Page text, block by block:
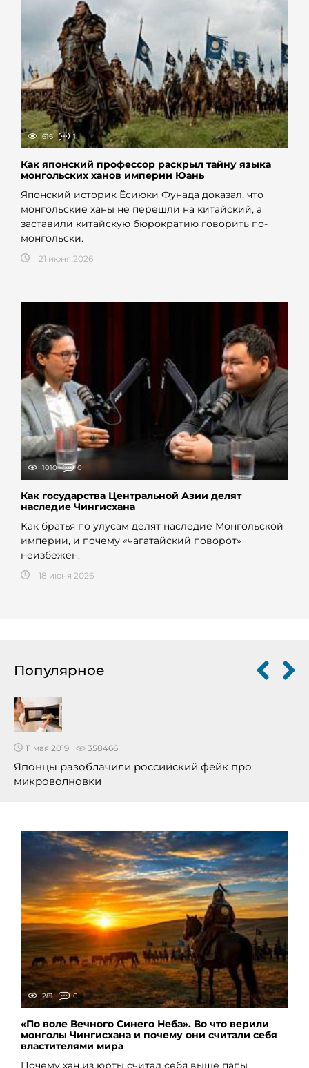
616 1
Как японский профессор раскрыл тайну языка
монгольских ханов империи Юань
Японский историк Ёсиюки Фунада доказал, что
монгольские ханы не перешли на китайский, а
заставили китайскую бюрократию говорить по-
монгольски.
21 июня 2026
1010 0
Как государства Центральной Азии делят
наследие Чингисхана
Как братья по улусам делят наследие Монгольской
империи, и почему «чагатайский поворот»
неизбежен.
18 июня 2026
Популярное
11 мая 2019 358466
Японцы разоблачили российский фейк про
микроволновки
281 0
«По воле Вечного Синего Неба». Во что верили
монголы Чингисхана и почему они считали себя
властителями мира
Почему хан из юрты считал себя выше папы